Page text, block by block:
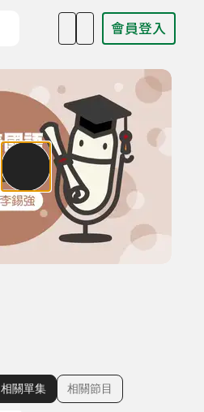
會員登入
顯示相關單集
相關單集 相關節目